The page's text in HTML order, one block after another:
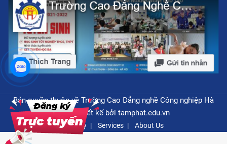
Bản quyền thuộc về Trường Cao Đẳng nghề Công nghiệp Hà
Nội - Thiết kế bởi tamphat.edu.vn
Privacy Services About Us